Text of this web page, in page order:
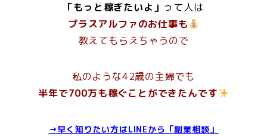
「もっと稼ぎたいよ」 って人は
プラスアルファのお仕事も
教えてもらえちゃうので
私のような42歳の主婦でも
半年で700万も稼ぐことができたんです
→早く知りたい方はLINEから「副業相談」